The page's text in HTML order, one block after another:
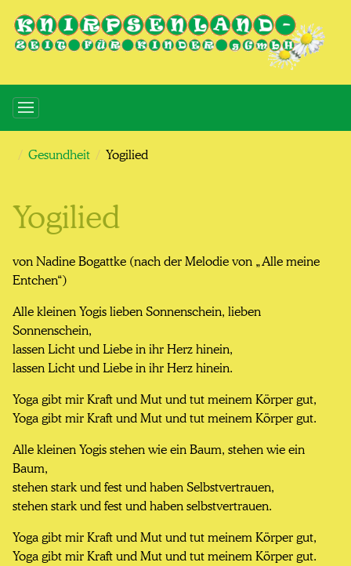
Gesundheit Yogilied
Yogilied
von Nadine Bogattke (nach der Melodie von „Alle meine
Entchen“)
Alle kleinen Yogis lieben Sonnenschein, lieben
Sonnenschein,
lassen Licht und Liebe in ihr Herz hinein,
lassen Licht und Liebe in ihr Herz hinein.
Yoga gibt mir Kraft und Mut und tut meinem Körper gut,
Yoga gibt mir Kraft und Mut und tut meinem Körper gut.
Alle kleinen Yogis stehen wie ein Baum, stehen wie ein
Baum,
stehen stark und fest und haben Selbstvertrauen,
stehen stark und fest und haben selbstvertrauen.
Yoga gibt mir Kraft und Mut und tut meinem Körper gut,
Yoga gibt mir Kraft und Mut und tut meinem Körper gut.